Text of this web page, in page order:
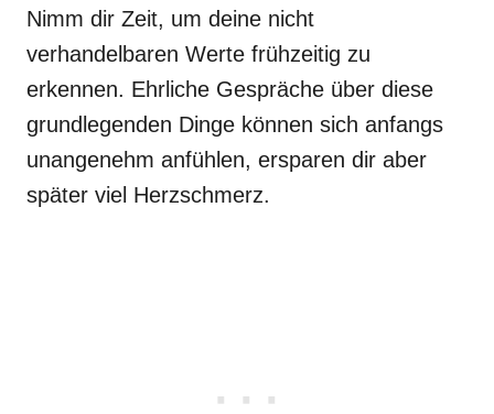
Nimm dir Zeit, um deine nicht
verhandelbaren Werte frühzeitig zu
erkennen. Ehrliche Gespräche über diese
grundlegenden Dinge können sich anfangs
unangenehm anfühlen, ersparen dir aber
später viel Herzschmerz.